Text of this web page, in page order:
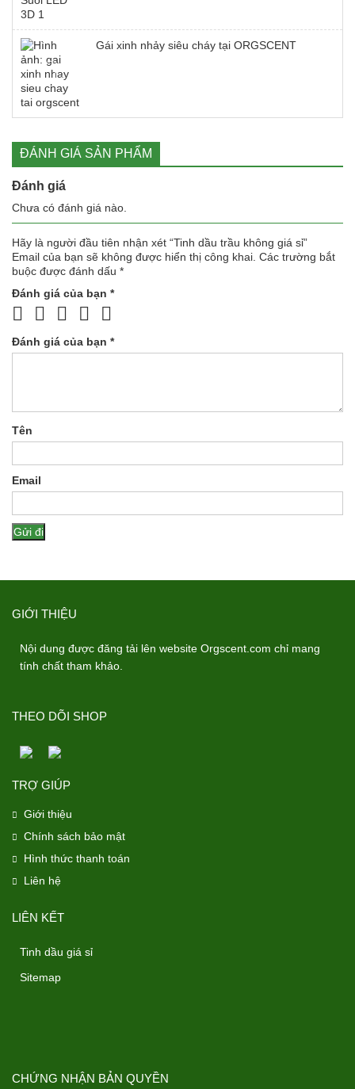
Gái xinh nhảy siêu cháy tại ORGSCENT
ĐÁNH GIÁ SẢN PHẨM
Đánh giá
Chưa có đánh giá nào.
Hãy là người đầu tiên nhận xét “Tinh dầu trầu không giá sỉ”
Email của bạn sẽ không được hiển thị công khai. Các trường bắt
buộc được đánh dấu *
Đánh giá của bạn *
Đánh giá của bạn *
Tên
Email
GIỚI THIỆU
Nội dung được đăng tải lên website Orgscent.com chỉ mang
tính chất tham khảo.
THEO DÕI SHOP
TRỢ GIÚP
Giới thiệu
Chính sách bảo mật
Hình thức thanh toán
Liên hệ
LIÊN KẾT
Tinh dầu giá sỉ
Sitemap
CHỨNG NHẬN BẢN QUYỀN